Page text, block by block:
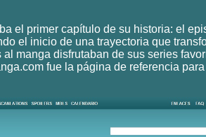
el primer capítulo de su historia: el
el inicio de una trayectoria que
manga disfrutaban de sus series
fue la página de referencia